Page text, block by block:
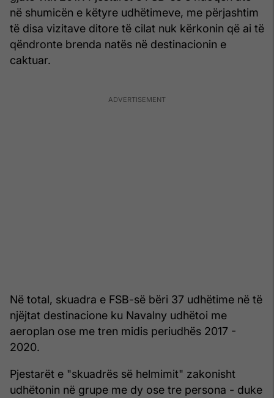
në shumicën e këtyre udhëtimeve, me përjashtim
të disa vizitave ditore të cilat nuk kërkonin që ai të
qëndronte brenda natës në destinacionin e
caktuar.
Në total, skuadra e FSB-së bëri 37 udhëtime në të
njëjtat destinacione ku Navalny udhëtoi me
aeroplan ose me tren midis periudhës 2017 -
2020.
Pjestarët e "skuadrës së helmimit" zakonisht
udhëtonin në grupe me dy ose tre persona - duke